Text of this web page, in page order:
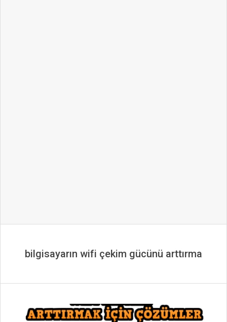
bilgisayarın wifi çekim gücünü arttırma